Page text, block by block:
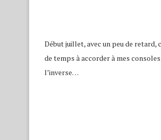
Début juillet, avec un peu de retard,
de temps à accorder à mes
l’inverse…